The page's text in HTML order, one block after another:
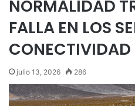
NORMALIDAD
FALLA EN LOS
CONECTIVIDAD
julio 13, 2026 286